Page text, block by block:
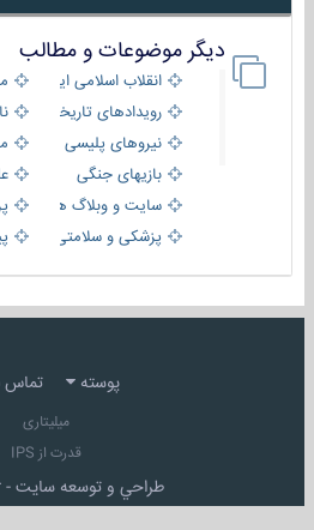
دیگر موضوعات و مطالب
انقلاب اسلامی ایران
رویدادهای تاریخی و مذهبی
نیروهای پلیسی
بازیهای جنگی
سایت و وبلاگ ها
پزشکی و سلامتی
پوسته تماس با
میلیتاری
قدرت از IPS
طراحي و توسعه سايت -